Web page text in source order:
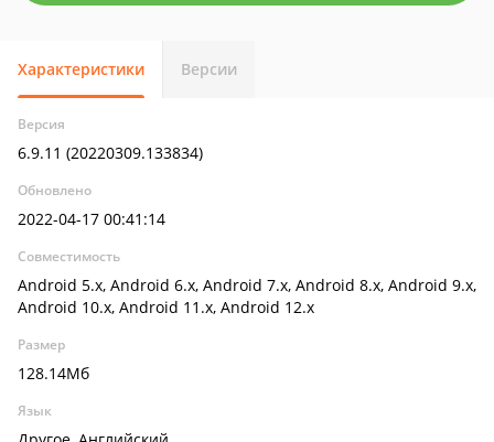
Характеристики Версии
Версия
6.9.11 (20220309.133834)
Обновлено
2022-04-17 00:41:14
Совместимость
Android 5.x, Android 6.x, Android 7.x, Android 8.x, Android 9.x,
Android 10.x, Android 11.x, Android 12.x
Размер
128.14Мб
Язык